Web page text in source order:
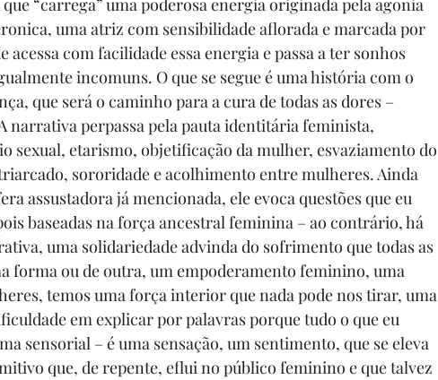
“carrega” uma poderosa energia originada pela agonia
uma atriz com sensibilidade aflorada e marcada por
com facilidade essa energia e passa a ter sonhos
incomuns. O que se segue é uma história com o
que será o caminho para a cura de todas as dores –
narrativa perpassa pela pauta identitária feminista,
sexual, etarismo, objetificação da mulher, esvaziamento do
sororidade e acolhimento entre mulheres. Ainda
assustadora já mencionada, ele evoca questões que eu
baseadas na força ancestral feminina – ao contrário, há
uma solidariedade advinda do sofrimento que todas as
forma ou de outra, um empoderamento feminino, uma
temos uma força interior que nada pode nos tirar, uma
em explicar por palavras porque tudo o que eu
sensorial – é uma sensação, um sentimento, que se eleva
que, de repente, eflui no público feminino e que talvez